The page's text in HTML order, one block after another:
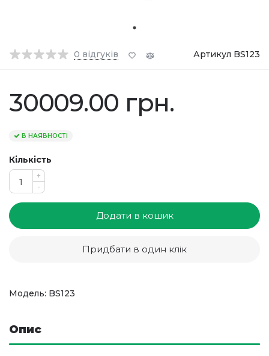
0 відгуків Артикул BS123
30009.00 грн.
В НАЯВНОСТІ
Кількість
+
-
Додати в кошик
Придбати в один клік
Модель: BS123
Опис